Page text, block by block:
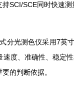
SCI/SCE同时快速
分光测色仪采用7英
度、准确性、稳定
的判断依据。